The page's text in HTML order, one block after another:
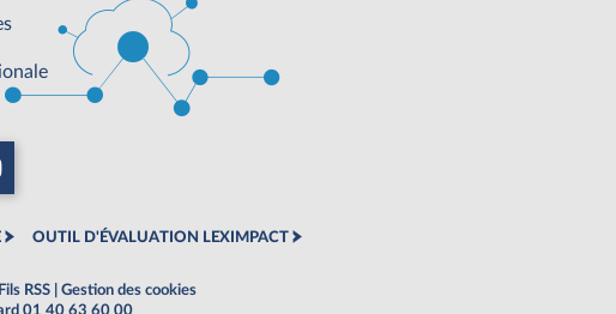
OUTIL D'ÉVALUATION LEXIMPACT
Fils RSS
Gestion des cookies
01 40 63 60 00